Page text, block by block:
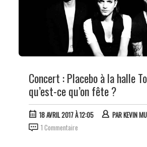
Concert : Placebo à la halle
qu’est-ce qu’on fête ?
18 AVRIL 2017 À 12:05 PARKEVIN
1 Commentaire